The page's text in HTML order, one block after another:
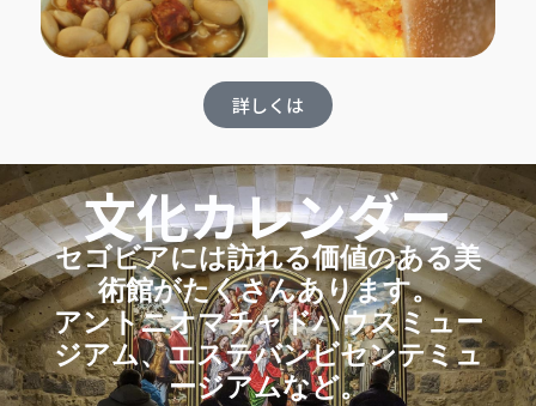
詳しくは
文化カレンダー
セゴビアには訪れる価値のある美
術館がたくさんあります。
アントニオマチャドハウスミュー
ジアム、エステバンビセンテミュ
ージアムなど。